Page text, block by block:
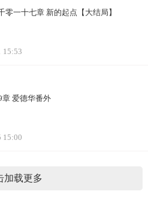
零一十七章 新的起点【大结局】
15:53
章 爱德华番外
15:00
加载更多